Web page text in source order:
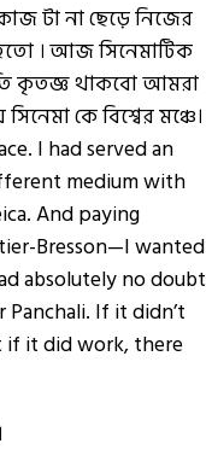
টা না ছেড়ে নিজের
। আজ সিনেমাটিক
কৃতজ্ঞ থাকবো আমরা
কে বিশ্বের মঞ্চে।
I had served an
medium with
And paying
Bresson—I wanted
absolutely no doubt
If it didn’t
if it did work, there